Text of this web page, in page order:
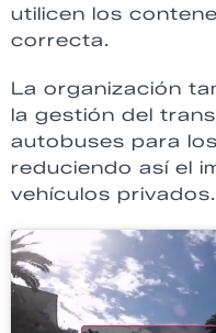
utilicen los
correcta.
La organización
la gestión del
autobuses para
reduciendo así el
vehículos privados.